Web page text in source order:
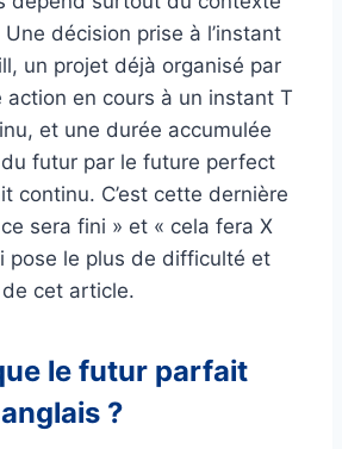
décision prise à l’instant
un projet déjà organisé par
action en cours à un instant T
et une durée accumulée
du futur par le future perfect
continu. C’est cette dernière
sera fini » et « cela fera X
pose le plus de difficulté et
cet article.
le futur parfait
?